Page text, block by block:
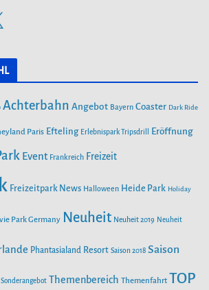
Achterbahn Angebot Bayern Coaster Dark Ride
Paris Efteling Erlebnispark Tripsdrill Eröffnung
Event Frankreich Freizeit
Freizeitpark News Halloween Heide Park Holiday
Park Germany Neuheit Neuheit 2019 Neuheit
Phantasialand Resort Saison 2018 Saison
Sonderangebot Themenbereich Themenfahrt TOP